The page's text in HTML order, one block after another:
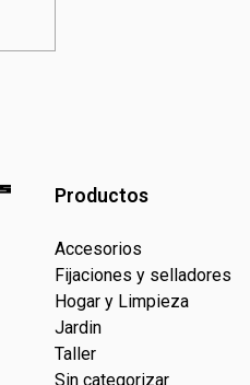
Productos
Accesorios
Fijaciones y selladores
Hogar y Limpieza
Jardin
Taller
Sin categorizar